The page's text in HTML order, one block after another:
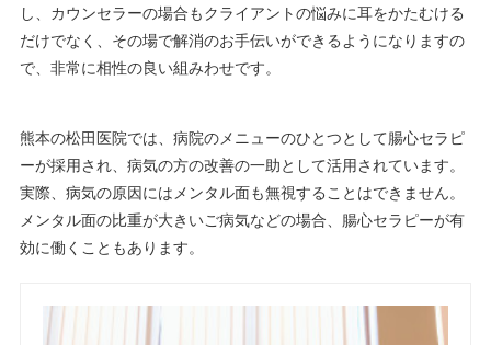
し、カウンセラーの場合もクライアントの悩みに耳をかたむける
だけでなく、その場で解消のお手伝いができるようになりますの
で、非常に相性の良い組みわせです。
熊本の松田医院では、病院のメニューのひとつとして腸心セラピ
ーが採用され、病気の方の改善の一助として活用されています。
実際、病気の原因にはメンタル面も無視することはできません。
メンタル面の比重が大きいご病気などの場合、腸心セラピーが有
効に働くこともあります。